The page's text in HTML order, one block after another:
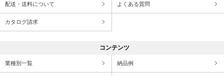
配送・送料について よくある質問
カタログ請求
コンテンツ
業種別一覧 納品例